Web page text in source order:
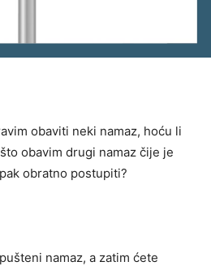
obaviti neki namaz, hoću li
obavim drugi namaz čije je
obratno postupiti?
namaz, a zatim ćete